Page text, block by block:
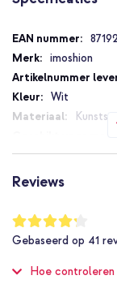
Specificaties
imoshion
Wit
A3429
Reviews
Waardering:
84
%
of
Gebaseerd op 41
Hoe controleren